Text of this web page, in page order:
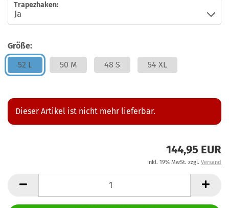
Trapezhaken:
Größe:
52 L
50 M 48 S 54 XL
Dieser Artikel ist nicht mehr lieferbar.
144,95 EUR
inkl. 19% MwSt. zzgl. Versand